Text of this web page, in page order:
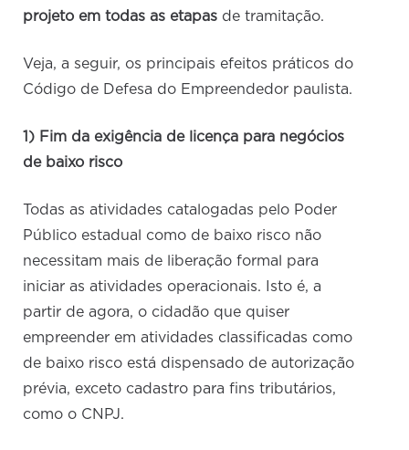
projeto em todas as etapas de tramitação.
Veja, a seguir, os principais efeitos práticos do
Código de Defesa do Empreendedor paulista.
1) Fim da exigência de licença para negócios
de baixo risco
Todas as atividades catalogadas pelo Poder
Público estadual como de baixo risco não
necessitam mais de liberação formal para
iniciar as atividades operacionais. Isto é, a
partir de agora, o cidadão que quiser
empreender em atividades classificadas como
de baixo risco está dispensado de autorização
prévia, exceto cadastro para fins tributários,
como o CNPJ.